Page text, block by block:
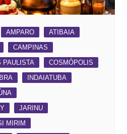
AMPARO
ATIBAIA
CAMPINAS
PAULISTA
COSMÓPOLIS
INDAIATUBA
JARINU
MIRIM